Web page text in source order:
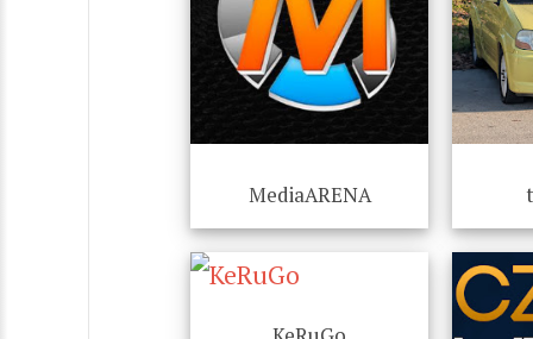
MediaARENA